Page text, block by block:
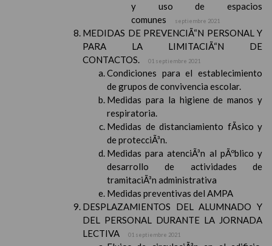
y uso de espacios
comunes
septiembre 2021
MEDIDAS DE PREVENCIÃ“N PERSONAL Y
PARA LA LIMITACIÃ“N DE
CONTACTOS.
01 septiembre 2021
Condiciones para el establecimiento
de grupos de convivencia escolar.
Medidas para la higiene de manos y
respiratoria.
Medidas de distanciamiento fÃ­sico y
de protecciÃ³n.
Medidas para atenciÃ³n al pÃºblico y
desarrollo de actividades de
tramitaciÃ³n administrativa
Medidas preventivas del AMPA
DESPLAZAMIENTOS DEL ALUMNADO Y
DEL PERSONAL DURANTE LA JORNADA
LECTIVA
01 septiembre 2021